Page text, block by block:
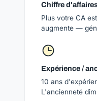
Chiffre
Plus votre CA
augmente —
Expérience /
10 ans
L'ancienneté